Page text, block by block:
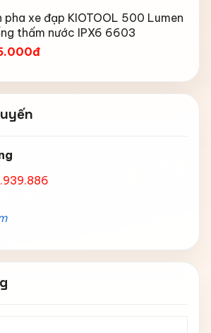
pha xe đạp KIOTOOL 500 Lumen
thấm nước IPX6 6603